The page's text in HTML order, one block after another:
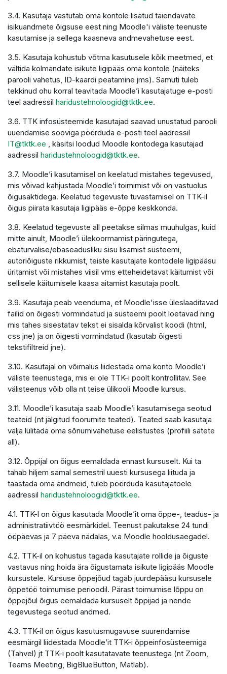
3.4. Kasutaja vastutab oma kontole lisatud täiendavate
isikuandmete õigsuse eest ning Moodle'i väliste teenuste
kasutamise ja sellega kaasneva andmevahetuse eest.
3.5. Kasutaja kohustub võtma kasutusele kõik meetmed, et
vältida kolmandate isikute ligipääs oma kontole (näiteks
parooli vahetus, ID-kaardi peatamine jms). Samuti tuleb
tekkinud ohu korral teavitada Moodle’i kasutajatuge e-posti
teel aadressil haridustehnoloogid@tktk.ee.
3.6. TTK infosüsteemide kasutajad saavad unustatud parooli
uuendamise sooviga pöörduda e-posti teel aadressil
IT@tktk.ee , käsitsi loodud Moodle kontodega kasutajad
aadressil haridustehnoloogid@tktk.ee.
3.7. Moodle’i kasutamisel on keelatud mistahes tegevused,
mis võivad kahjustada Moodle’i toimimist või on vastuolus
õigusaktidega. Keelatud tegevuste tuvastamisel on TTK-il
õigus piirata kasutaja ligipääs e-õppe keskkonda.
3.8. Keelatud tegevuste all peetakse silmas muuhulgas, kuid
mitte ainult, Moodle’i ülekoormamist päringutega,
ebaturvalise/ebaseadusliku sisu lisamist süsteemi,
autoriõiguste rikkumist, teiste kasutajate kontodele ligipääsu
üritamist või mistahes viisil vms etteheidetavat käitumist või
sellisele käitumisele kaasa aitamist kasutaja poolt.
3.9. Kasutaja peab veenduma, et Moodle'isse üleslaaditavad
failid on õigesti vormindatud ja süsteemi poolt loetavad ning
mis tahes sisestatav tekst ei sisalda kõrvalist koodi (html,
css jne) ja on õigesti vormindatud (kasutab õigesti
tekstifiltreid jne).
3.10. Kasutajal on võimalus liidestada oma konto Moodle’i
väliste teenustega, mis ei ole TTK-i poolt kontrollitav. See
välisteenus võib olla nt teise ülikooli Moodle kursus.
3.11. Moodle’i kasutaja saab Moodle’i kasutamisega seotud
teateid (nt jälgitud foorumite teated). Teated saab kasutaja
välja lülitada oma sõnumivahetuse eelistustes (profiili sätete
all).
3.12. Õppijal on õigus eemaldada ennast kursuselt. Kui ta
tahab hiljem samal semestril uuesti kursusega liituda ja
taastada oma andmeid, tuleb pöörduda kasutajatoele
aadressil haridustehnoloogid@tktk.ee.
4.1. TTK-l on õigus kasutada Moodle’it oma õppe-, teadus- ja
administratiivtöö eesmärkidel. Teenust pakutakse 24 tundi
ööpäevas ja 7 päeva nädalas, v.a Moodle hooldusaegadel.
4.2. TTK-il on kohustus tagada kasutajate rollide ja õiguste
vastavus ning hoida ära õigustamata isikute ligipääs Moodle
kursustele. Kursuse õppejõud tagab juurdepääsu kursusele
õppetöö toimumise perioodil. Pärast toimumise lõppu on
õppejõul õigus eemaldada kursuselt õppijad ja nende
tegevustega seotud andmed.
4.3. TTK-il on õigus kasutusmugavuse suurendamise
eesmärgil liidestada Moodle’it TTK-i õppeinfosüsteemiga
(Tahvel) jt TTK-i poolt kasutatavate teenustega (nt Zoom,
Teams Meeting, BigBlueButton, Matlab).